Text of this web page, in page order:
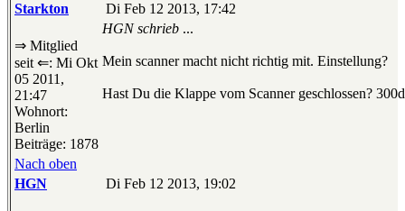
Starkton
Di Feb 12 2013, 17:42
⇒ Mitglied
seit ⇐: Mi Okt
05 2011,
21:47
Wohnort:
Berlin
Beiträge: 1878
HGN schrieb ...
Mein scanner macht nicht richtig mit. Einstellung?
Hast Du die Klappe vom Scanner geschlossen?
Nach oben
HGN
Di Feb 12 2013, 19:02